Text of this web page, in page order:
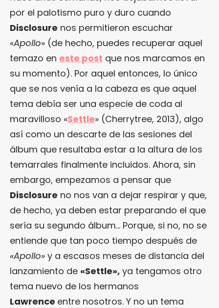
por el palotismo puro y duro cuando
Disclosure nos permitieron escuchar
«Apollo» (de hecho, puedes recuperar aquel
temazo en este post que nos marcamos en
su momento). Por aquel entonces, lo único
que se nos venía a la cabeza es que aquel
tema debía ser una especie de coda al
maravilloso «Settle» (Cherrytree, 2013), algo
así como un descarte de las sesiones del
álbum que resultaba estar a la altura de los
temarrales finalmente incluidos. Ahora, sin
embargo, empezamos a pensar que
Disclosure no nos van a dejar respirar y que,
de hecho, ya deben estar preparando el que
sería su segundo álbum… Porque, si no, no se
entiende que tan poco tiempo después de
«Apollo» y a escasos meses de distancia del
lanzamiento de «Settle», ya tengamos otro
tema nuevo de los hermanos
Lawrence entre nosotros. Y no un tema